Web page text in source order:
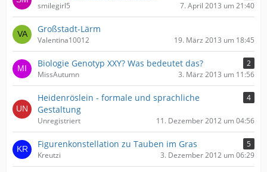
smilegirl5
7. April 2013 um 21:40
Großstadt-Lärm
Valentina10012 19. März 2013 um 18:45
Biologie Genotyp XXY? Was bedeutet das?
2
MissAutumn
3. März 2013 um 11:56
Heidenröslein - formale und sprachliche
Gestaltung
4
Unregistriert 11. Dezember 2012 um 04:56
Figurenkonstellation zu Tauben im Gras
5
Kreutzi
3. Dezember 2012 um 06:29